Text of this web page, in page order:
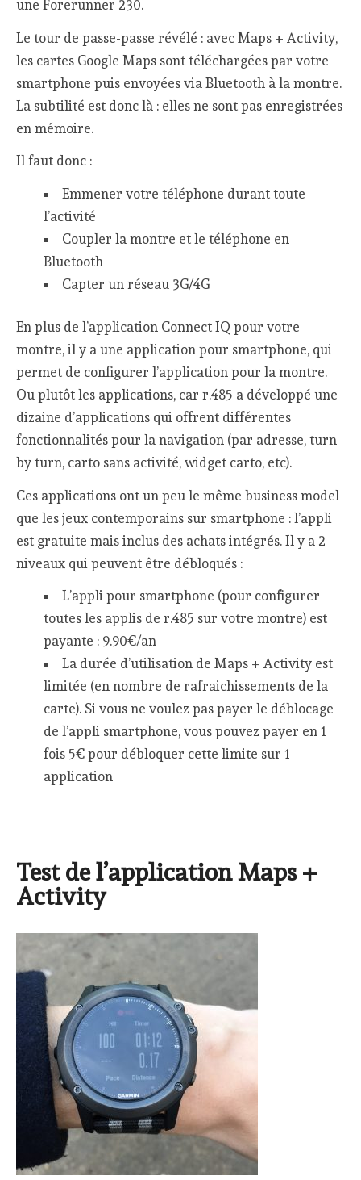
une Forerunner 230.
Le tour de passe-passe révélé : avec Maps + Activity,
les cartes Google Maps sont téléchargées par votre
smartphone puis envoyées via Bluetooth à la montre.
La subtilité est donc là : elles ne sont pas enregistrées
en mémoire.
Il faut donc :
Emmener votre téléphone durant toute
l’activité
Coupler la montre et le téléphone en
Bluetooth
Capter un réseau 3G/4G
En plus de l’application Connect IQ pour votre
montre, il y a une application pour smartphone, qui
permet de configurer l’application pour la montre.
Ou plutôt les applications, car r.485 a développé une
dizaine d’applications qui offrent différentes
fonctionnalités pour la navigation (par adresse, turn
by turn, carto sans activité, widget carto, etc).
Ces applications ont un peu le même business model
que les jeux contemporains sur smartphone : l’appli
est gratuite mais inclus des achats intégrés. Il y a 2
niveaux qui peuvent être débloqués :
L’appli pour smartphone (pour configurer
toutes les applis de r.485 sur votre montre) est
payante : 9.90€/an
La durée d’utilisation de Maps + Activity est
limitée (en nombre de rafraichissements de la
carte). Si vous ne voulez pas payer le déblocage
de l’appli smartphone, vous pouvez payer en 1
fois 5€ pour débloquer cette limite sur 1
application
Test de l’application Maps +
Activity